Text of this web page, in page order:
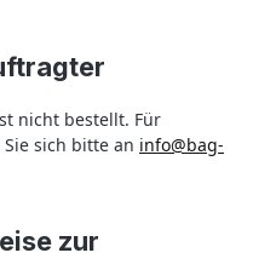
nicht bestellt. Für
sich bitte an info@bag-
zur